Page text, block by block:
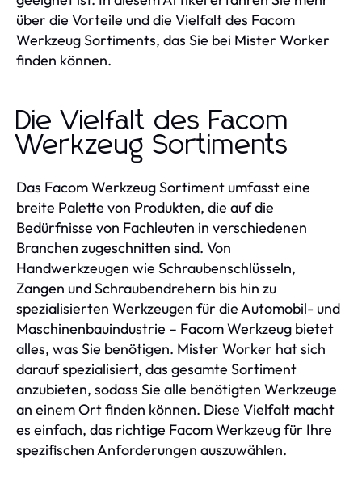
über die Vorteile und die Vielfalt des Facom
Werkzeug Sortiments, das Sie bei Mister Worker
finden können.
Die Vielfalt des Facom
Werkzeug Sortiments
Das Facom Werkzeug Sortiment umfasst eine
breite Palette von Produkten, die auf die
Bedürfnisse von Fachleuten in verschiedenen
Branchen zugeschnitten sind. Von
Handwerkzeugen wie Schraubenschlüsseln,
Zangen und Schraubendrehern bis hin zu
spezialisierten Werkzeugen für die Automobil- und
Maschinenbauindustrie – Facom Werkzeug bietet
alles, was Sie benötigen. Mister Worker hat sich
darauf spezialisiert, das gesamte Sortiment
anzubieten, sodass Sie alle benötigten Werkzeuge
an einem Ort finden können. Diese Vielfalt macht
es einfach, das richtige Facom Werkzeug für Ihre
spezifischen Anforderungen auszuwählen.